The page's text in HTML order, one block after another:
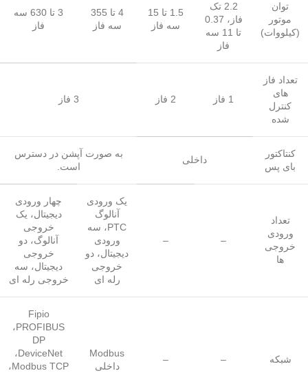
توان
موتور
(کیلووات)
2.2 تک
فاز، 0.37
تا 11 سه
فاز
1.5 تا 15
سه فاز
4 تا 355
سه فاز
3 تا 630 سه
فاز
تعداد فاز
های
کنترل
شده
1 فاز 2 فاز 3 فاز
کنتاکتور
بای پس
داخلی
به صورت آپشن در دسترس
است.
تعداد
ورودی
خروجی
ها
–
–
یک ورودی
آنالوگ
PTC، سه
ورودی
دیجیتال، دو
خروجی
رله ای
چهار ورودی
دیجیتال، یک
خروجی
آنالوگ، دو
خروجی
دیجیتال، سه
خروجی رله ای
شبکه –
–
Modbus
داخلی
Fipio
،PROFIBUS
DP
،DeviceNet
،Modbus TCP